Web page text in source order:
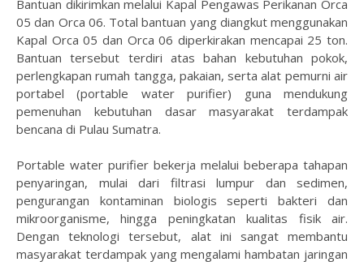
Bantuan dikirimkan melalui Kapal Pengawas Perikanan Orca
05 dan Orca 06. Total bantuan yang diangkut menggunakan
Kapal Orca 05 dan Orca 06 diperkirakan mencapai 25 ton.
Bantuan tersebut terdiri atas bahan kebutuhan pokok,
perlengkapan rumah tangga, pakaian, serta alat pemurni air
portabel (portable water purifier) guna mendukung
pemenuhan kebutuhan dasar masyarakat terdampak
bencana di Pulau Sumatra.
Portable water purifier bekerja melalui beberapa tahapan
penyaringan, mulai dari filtrasi lumpur dan sedimen,
pengurangan kontaminan biologis seperti bakteri dan
mikroorganisme, hingga peningkatan kualitas fisik air.
Dengan teknologi tersebut, alat ini sangat membantu
masyarakat terdampak yang mengalami hambatan jaringan